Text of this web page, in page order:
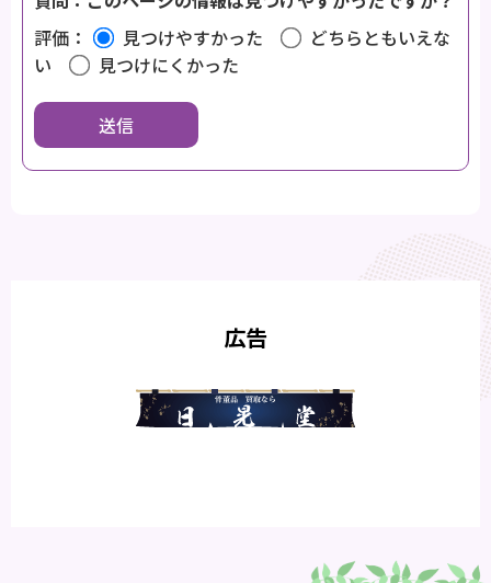
評価：
見つけやすかった
どちらともいえな
い
見つけにくかった
広告